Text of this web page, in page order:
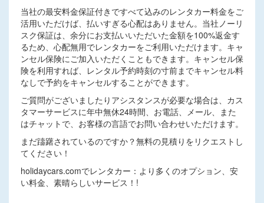
当社の最安料金保証付きですべて込みのレンタカー料金をご
活用いただけば、払いすぎる心配はありません。当社ノーリ
スク保証は、余分にお支払いいただいた金額を100%返金す
るため、心配無用でレンタカーをご利用いただけます。キャ
ンセル保険にご加入いただくこともできます。キャンセル保
険を利用すれば、レンタル予約時刻の寸前までキャンセル料
なしで予約をキャンセルすることができます。
ご質問がございましたりアシスタンスが必要な場合は、カス
タマーサービスに年中無休24時間、お電話、メール、また
はチャットで、お客様の言語でお問い合わせいただけます。
まだ躊躇されているのですか？無料の見積りをリクエストし
てください！
holidaycars.comでレンタカー：より多くのオプション、安
い料金、素晴らしいサービス！!